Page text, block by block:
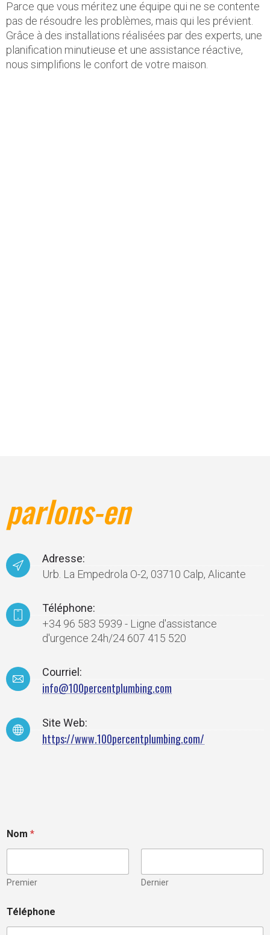
Parce que vous méritez une équipe qui ne se contente
pas de résoudre les problèmes, mais qui les prévient.
Grâce à des installations réalisées par des experts, une
planification minutieuse et une assistance réactive,
nous simplifions le confort de votre maison.
parlons-en
Adresse:
Urb. La Empedrola O-2, 03710 Calp, Alicante
Téléphone:
+34 96 583 5939 - Ligne d'assistance
d'urgence 24h/24 607 415 520
Courriel:
info@100percentplumbing.com
Site Web:
https://www.100percentplumbing.com/
Nom *
Premier Dernier
Téléphone